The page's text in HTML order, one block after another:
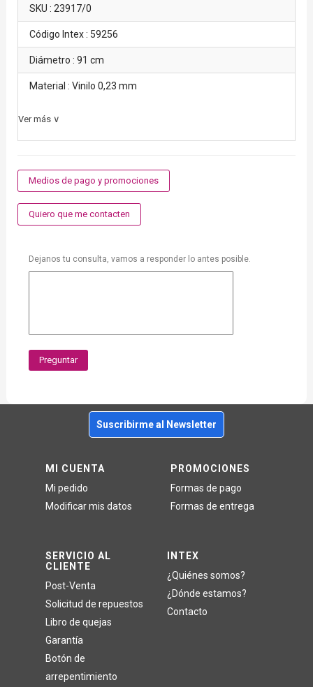
SKU : 23917/0
Código Intex : 59256
Diámetro : 91 cm
Material : Vinilo 0,23 mm
Ver más ∨
Medios de pago y promociones
Quiero que me contacten
Dejanos tu consulta, vamos a responder lo antes posible.
Preguntar
Suscribirme al Newsletter
MI CUENTA
Mi pedido
Modificar mis datos
SERVICIO AL
CLIENTE
Post-Venta
Solicitud de repuestos
Libro de quejas
Garantía
Botón de
arrepentimiento
PROMOCIONES
Formas de pago
Formas de entrega
INTEX
¿Quiénes somos?
¿Dónde estamos?
Contacto